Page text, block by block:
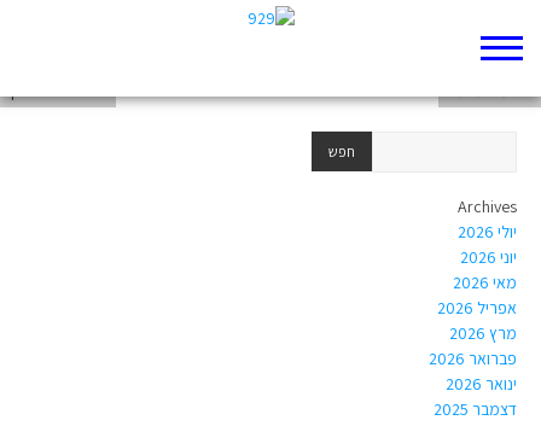
Archives
יולי 2026
יוני 2026
מאי 2026
אפריל 2026
מרץ 2026
פברואר 2026
ינואר 2026
דצמבר 2025